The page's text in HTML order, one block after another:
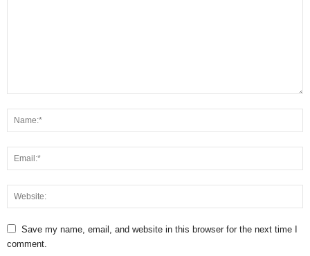
Save my name, email, and website in this browser for the next time I
comment.